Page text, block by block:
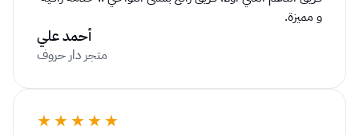
و مميزة.
أحمد علي
متجر دار حروف
★★★★★